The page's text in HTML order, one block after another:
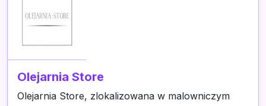
Olejarnia Store
Olejarnia Store, zlokalizowana w malowniczym